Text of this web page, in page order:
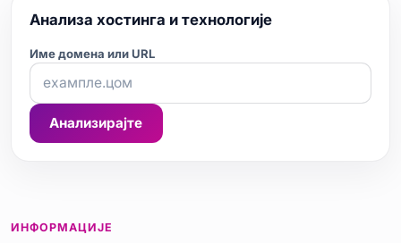
Анализа хостинга и технологије
Име домена или URL
Анализирајте
ИНФОРМАЦИЈЕ